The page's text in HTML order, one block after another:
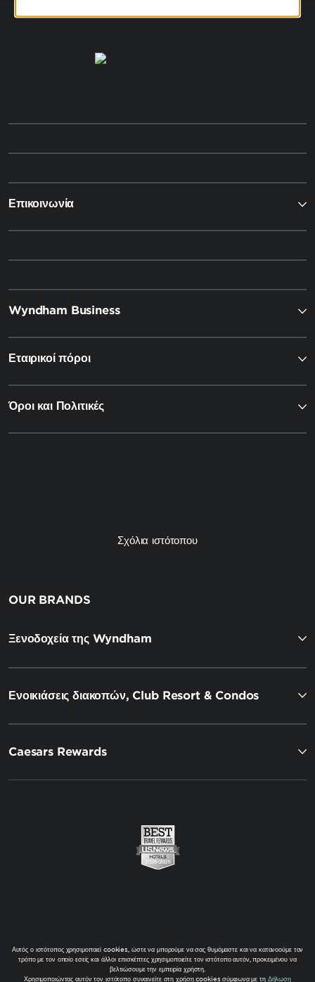
Επικοινωνία
Wyndham Business
Εταιρικοί πόροι
Όροι και Πολιτικές
Σχόλια ιστότοπου
OUR BRANDS
Ξενοδοχεία της Wyndham
Ενοικιάσεις διακοπών, Club Resort & Condos
Caesars Rewards
Αυτός ο ιστότοπος χρησιμοποιεί cookies, ώστε να μπορούμε να σας θυμόμαστε και να κατανοούμε τον
τρόπο με τον οποίο εσείς και άλλοι επισκέπτες χρησιμοποιείτε τον ιστότοπο αυτόν, προκειμένου να
βελτιώσουμε την εμπειρία χρήστη.
Χρησιμοποιώντας αυτόν τον ιστότοπο συναινείτε στη χρήση cookies σύμφωνα με τη Δήλωση